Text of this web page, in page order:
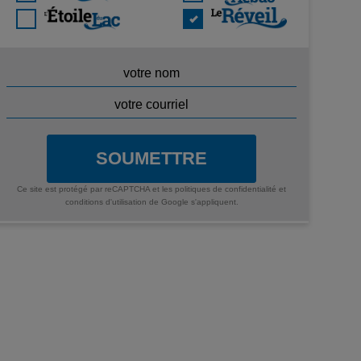
SOUMETTRE
Ce site est protégé par reCAPTCHA et les politiques de confidentialité et
conditions d'utilisation de Google s'appliquent.